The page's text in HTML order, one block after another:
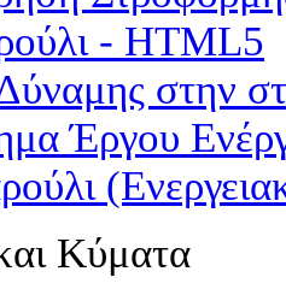
- HTML5
στην
Έργου
Κύματα